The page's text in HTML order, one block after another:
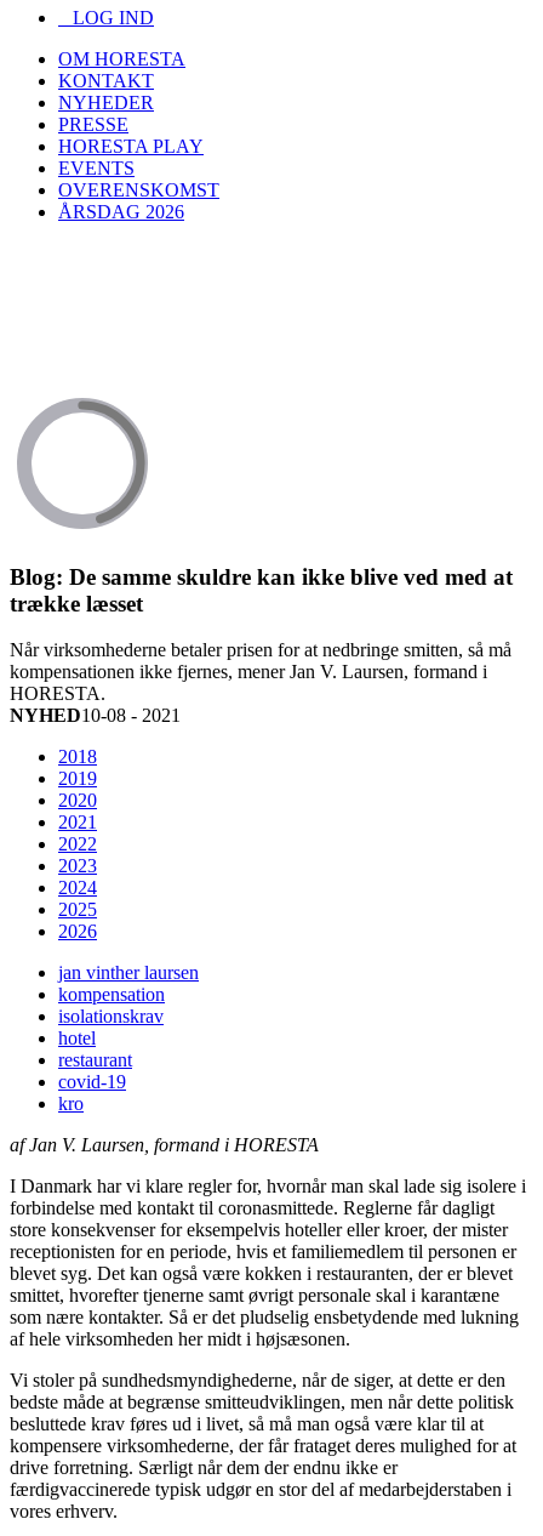
LOG IND
OM HORESTA
KONTAKT
NYHEDER
PRESSE
HORESTA PLAY
EVENTS
OVERENSKOMST
ÅRSDAG 2026
Blog: De samme skuldre kan ikke blive ved med at
trække læsset
Når virksomhederne betaler prisen for at nedbringe smitten, så må
kompensationen ikke fjernes, mener Jan V. Laursen, formand i
HORESTA.
NYHED10-08 - 2021
2018
2019
2020
2021
2022
2023
2024
2025
2026
jan vinther laursen
kompensation
isolationskrav
hotel
restaurant
covid-19
kro
af Jan V. Laursen, formand i HORESTA
I Danmark har vi klare regler for, hvornår man skal lade sig isolere i
forbindelse med kontakt til coronasmittede. Reglerne får dagligt
store konsekvenser for eksempelvis hoteller eller kroer, der mister
receptionisten for en periode, hvis et familiemedlem til personen er
blevet syg. Det kan også være kokken i restauranten, der er blevet
smittet, hvorefter tjenerne samt øvrigt personale skal i karantæne
som nære kontakter. Så er det pludselig ensbetydende med lukning
af hele virksomheden her midt i højsæsonen.
Vi stoler på sundhedsmyndighederne, når de siger, at dette er den
bedste måde at begrænse smitteudviklingen, men når dette politisk
besluttede krav føres ud i livet, så må man også være klar til at
kompensere virksomhederne, der får frataget deres mulighed for at
drive forretning. Særligt når dem der endnu ikke er
færdigvaccinerede typisk udgør en stor del af medarbejderstaben i
vores erhverv.